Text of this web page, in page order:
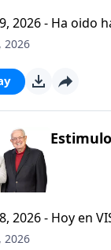
2026 - Ha oido
refiere la Biblia
de 2
2026
2026 - Hoy en
FIRME:
2026